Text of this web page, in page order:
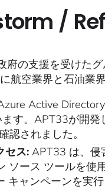
/
の支援を受けた
航空業界と石油業
Active
す。APT33が開
認されました。
セス:APT33 は、侵
ソース ツールを使
キャンペーンを実行